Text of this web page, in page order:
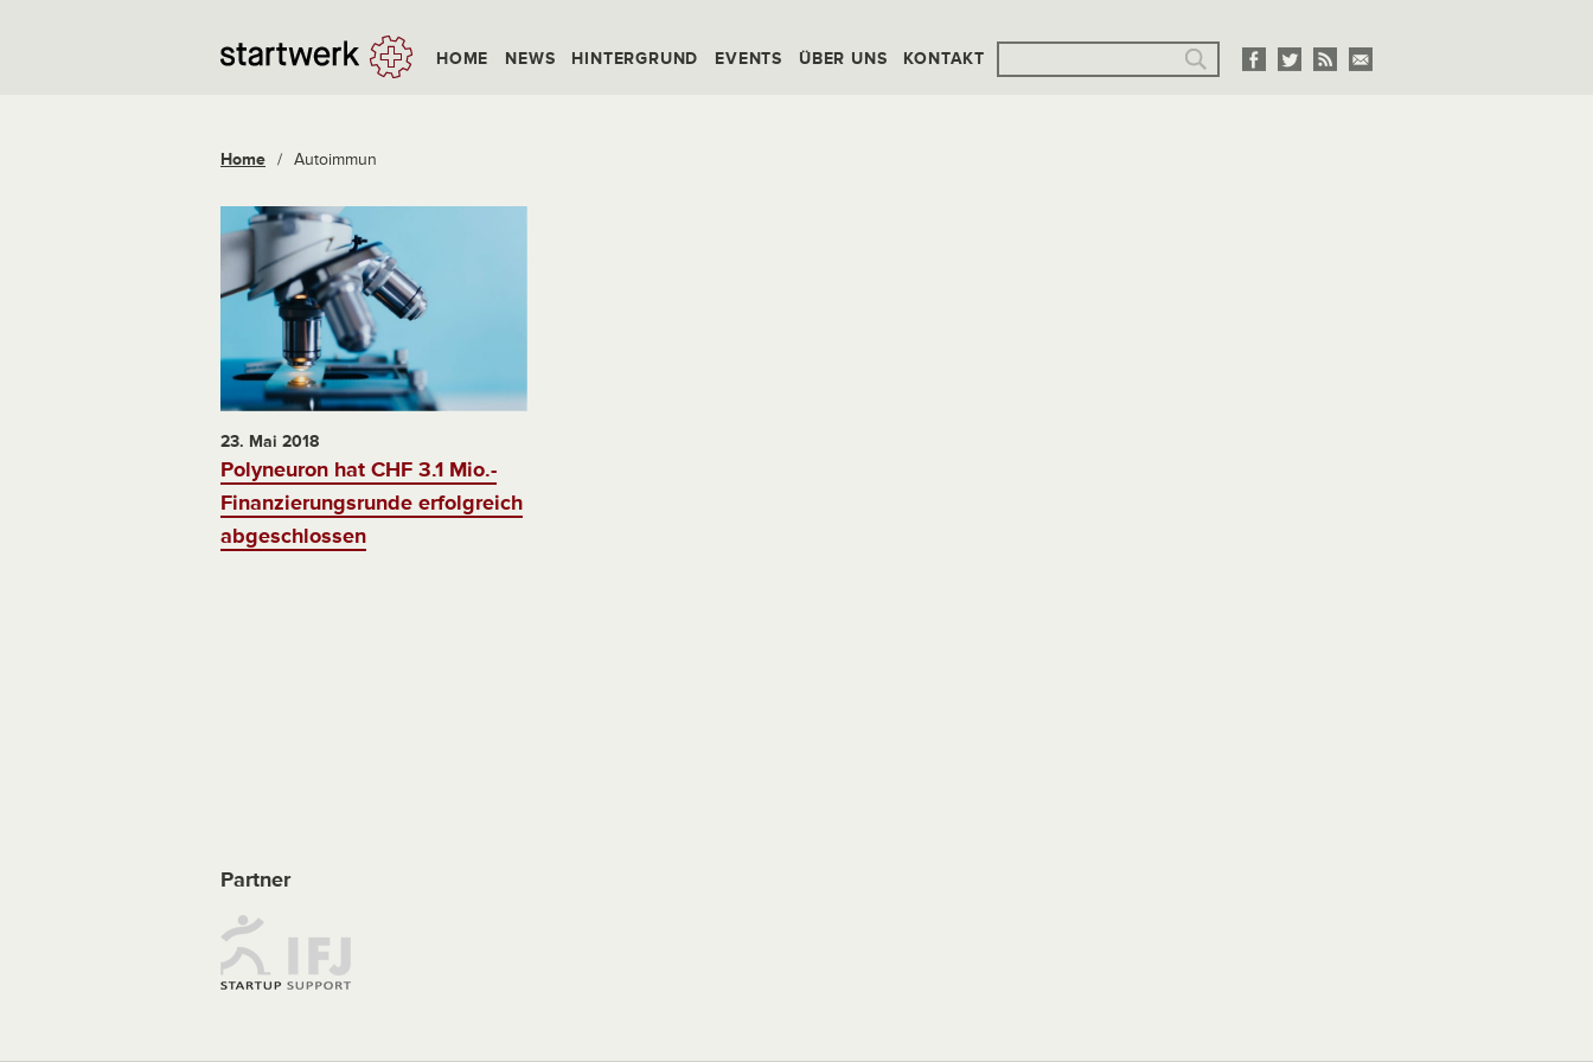
HOME NEWS HINTERGRUND EVENTS ÜBER UNS KONTAKT
Home / Autoimmun
23. Mai 2018
Polyneuron hat CHF 3.1 Mio.-
Finanzierungsrunde erfolgreich
abgeschlossen
Partner